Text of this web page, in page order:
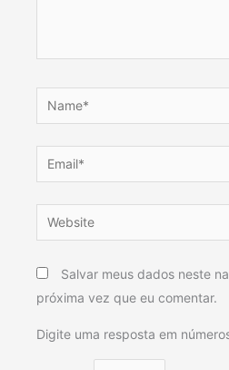
Name*
Email*
Website
Salvar meus dados neste
próxima vez que eu comentar.
Digite uma resposta em